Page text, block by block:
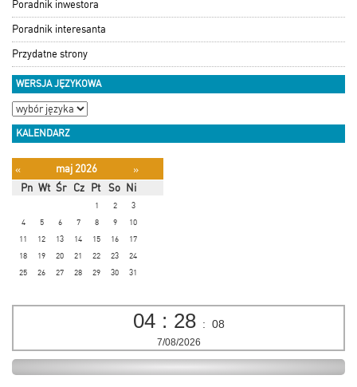
Poradnik inwestora
Poradnik interesanta
Przydatne strony
WERSJA JĘZYKOWA
KALENDARZ
« maj 2026
»
Pn Wt Śr Cz Pt So Ni
1 2
3
4
5 6 7 8 9
10
11
12 13 14 15 16
17
18
19 20 21 22 23
24
25
26 27 28 29 30 31
04 : 28 : 08
7/08/2026